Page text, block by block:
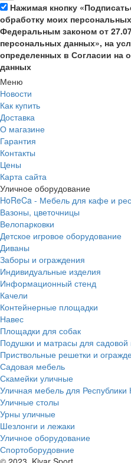
Нажимая кнопку
обработку моих
Федеральным законом от
персональных данных», на
определенных в Согласии на
данных
Меню
Новости
Как купить
Доставка
О магазине
Гарантия
Контакты
Цены
Карта сайта
Уличное оборудование
HoReCa - Мебель для кафе и
Вазоны, цветочницы
Велопарковки
Детское игровое оборудование
Диваны
Заборы и ограждения
Индивидуальные изделия
Информационный стенд
Качели
Контейнерные площадки
Навес
Площадки для собак
Подушки и матрасы для
Приствольные решетки и
Садовая мебель
Скамейки уличные
Уличная мебель для
Уличные столы
Урны уличные
Шезлонги и лежаки
Уличное оборудование
Спортоборудовние